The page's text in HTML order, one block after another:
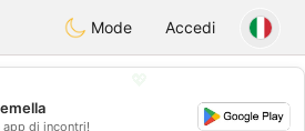
SuissiMode Accedi
di incontri!